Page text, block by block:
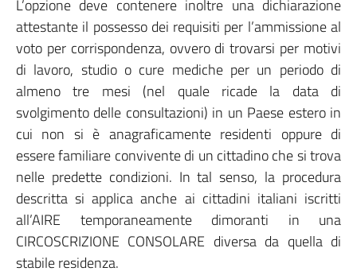
L’opzione deve contenere inoltre una dichiarazione
attestante il possesso dei requisiti per l’ammissione al
voto per corrispondenza, ovvero di trovarsi per motivi
di lavoro, studio o cure mediche per un periodo di
almeno tre mesi (nel quale ricade la data di
svolgimento delle consultazioni) in un Paese estero in
cui non si è anagraficamente residenti oppure di
essere familiare convivente di un cittadino che si trova
nelle predette condizioni. In tal senso, la procedura
descritta si applica anche ai cittadini italiani iscritti
all’AIRE temporaneamente dimoranti in una
CIRCOSCRIZIONE CONSOLARE diversa da quella di
stabile residenza.